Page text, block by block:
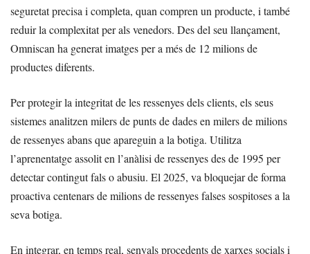
seguretat precisa i completa, quan compren un producte, i també
reduir la complexitat per als venedors. Des del seu llançament,
Omniscan ha generat imatges per a més de 12 milions de
productes diferents.
Per protegir la integritat de les ressenyes dels clients, els seus
sistemes analitzen milers de punts de dades en milers de milions
de ressenyes abans que apareguin a la botiga. Utilitza
l’aprenentatge assolit en l’anàlisi de ressenyes des de 1995 per
detectar contingut fals o abusiu. El 2025, va bloquejar de forma
proactiva centenars de milions de ressenyes falses sospitoses a la
seva botiga.
En integrar, en temps real, senyals procedents de xarxes socials i